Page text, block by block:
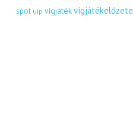
spot uip vígjáték